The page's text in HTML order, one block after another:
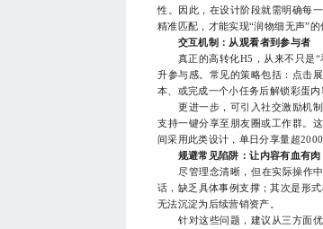
性。因此，在设计阶段就需明确每
精准匹配，才能实现“润物细无声”的
交互机制：从观看者到参与者
真正的高转化H5，从来不只是“
升参与感。常见的策略包括：点击
本、或完成一个小任务后解锁彩蛋内
更进一步，可引入社交激励机制
支持一键分享至朋友圈或工作群。
间采用此类设计，单日分享量超
规避常见陷阱：让内容有血有肉
尽管理念清晰，但在实际操作中
话，缺乏具体事例支撑；其次是形
无法沉淀为后续营销资产。
针对这些问题，建议从三方面优